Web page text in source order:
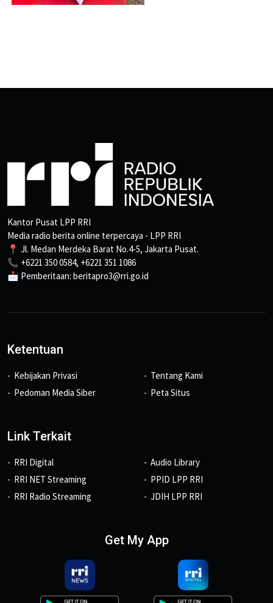
Kantor Pusat LPP RRI
Media radio berita online terpercaya - LPP RRI
📍 Jl. Medan Merdeka Barat No.4-5, Jakarta Pusat.
📞 +6221 350 0584, +6221 351 1086
📩 Pemberitaan: beritapro3@rri.go.id
Ketentuan
Kebijakan Privasi
Pedoman Media Siber
Tentang Kami
Peta Situs
Link Terkait
RRI Digital
RRI NET Streaming
RRI Radio Streaming
Audio Library
PPID LPP RRI
JDIH LPP RRI
Get My App